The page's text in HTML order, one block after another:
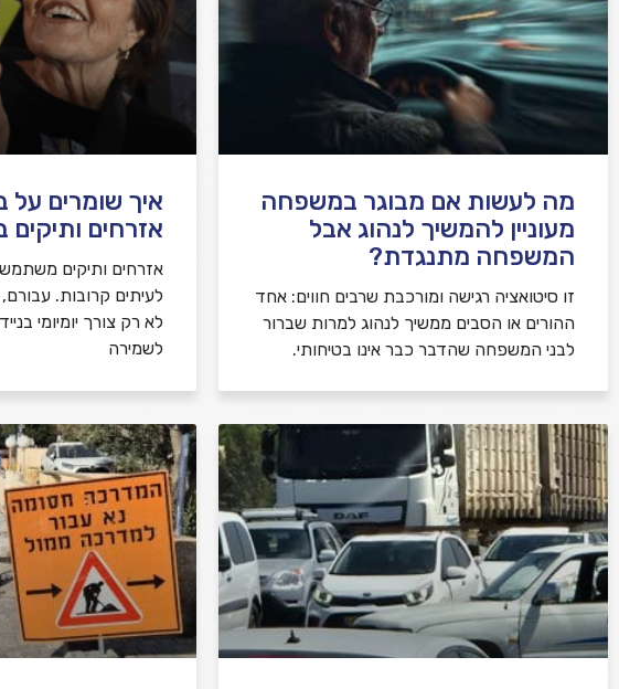
מה לעשות אם מבוגר במשפחה
מעוניין להמשיך לנהוג אבל
המשפחה מתנגדת?
זו סיטואציה רגישה ומורכבת שרבים חווים: אחד
ההורים או הסבים ממשיך לנהוג למרות שברור
לבני המשפחה שהדבר כבר אינו בטיחותי.
איך שומרים על
אזרחים ותיקים
אזרחים ותיקים
לעיתים קרובות.
לא רק צורך יומיומי
לשמירה